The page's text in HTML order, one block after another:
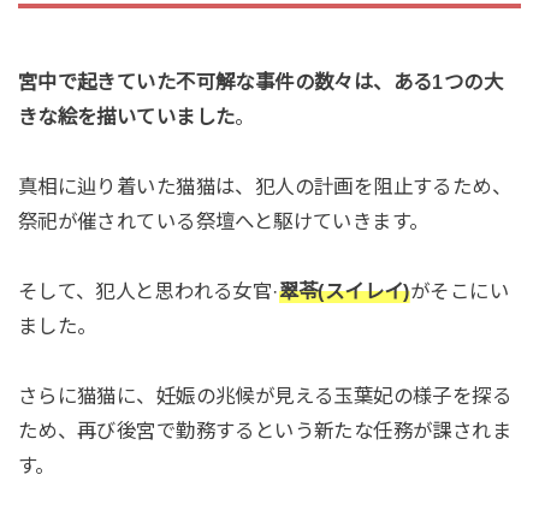
宮中で起きていた不可解な事件の数々は、ある1つの大
きな絵を描いていました。
真相に辿り着いた猫猫は、犯人の計画を阻止するため、
祭祀が催されている祭壇へと駆けていきます。
そして、犯人と思われる女官·翠苓(スイレイ)がそこにい
ました。
さらに猫猫に、妊娠の兆候が見える玉葉妃の様子を探る
ため、再び後宮で勤務するという新たな任務が課されま
す。